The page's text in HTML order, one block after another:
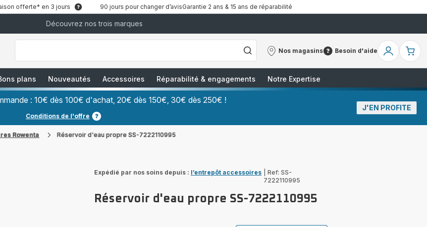
offerte* en 3 jours 90 jours pour changer d’avisGarantie 2 ans & 15 ans de réparabilité
Découvrez nos trois marques
["Que
recherchez-
Café
Grains","Centrales
Vapeurs","Sèche
Nos magasins
Nos
Besoin d'aide
Besoin
Mon
plans Nouveautés Accessoires Réparabilité & engagements Notre Expertise
: 10€ dès 100€ d'achat, 20€ dès 150€, 30€ dès 250€ !
Conditions de l'offre
J'EN PROFITE
Rowenta Réservoir d'eau propre SS-7222110995
Expédié par nos soins depuis : l’entrepôt accessoires
Ref: SS-
7222110995
Réservoir d'eau propre SS-7222110995